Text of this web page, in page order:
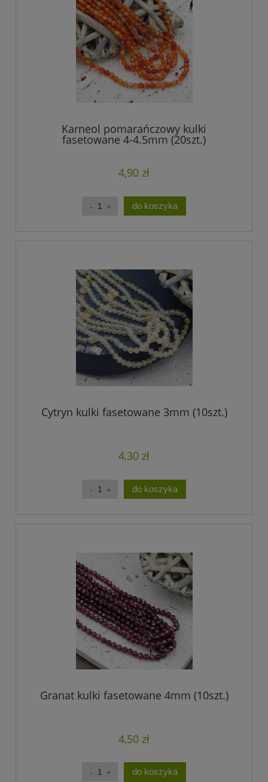
Karneol pomarańczowy kulki
fasetowane 4-4.5mm (20szt.)
4,90 zł
do koszyka
Cytryn kulki fasetowane 3mm (10szt.)
4,30 zł
do koszyka
Granat kulki fasetowane 4mm (10szt.)
4,50 zł
do koszyka